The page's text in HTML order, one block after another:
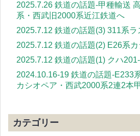
2025.7.26 鉄道の話題-甲種輸送
系・西武旧2000系近江鉄道へ
2025.7.12 鉄道の話題(3) 311系ラ
2025.7.12 鉄道の話題(2) E26系
2025.7.12 鉄道の話題(1) クハ
2024.10.16-19 鉄道の話題-E233
カシオペア・西武2000系2連2本
カテゴリー